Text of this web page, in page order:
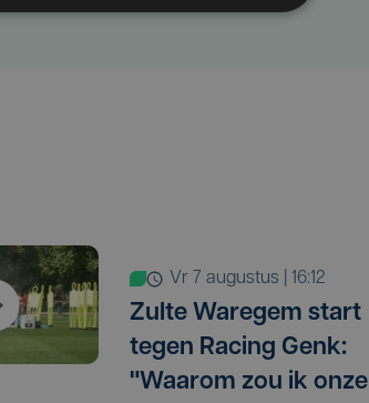
vr 7 augustus | 16:12
Zulte Waregem start
tegen Racing Genk:
"Waarom zou ik onze